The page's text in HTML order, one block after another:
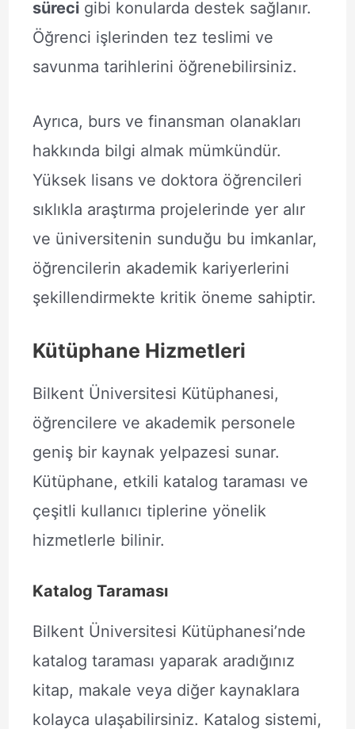
sürecigibi konularda destek sağlanır.
Öğrenci işlerinden tez teslimi ve
savunma tarihlerini öğrenebilirsiniz.
Ayrıca, burs ve finansman olanakları
hakkında bilgi almak mümkündür.
Yüksek lisans ve doktora öğrencileri
sıklıkla araştırma projelerinde yer alır
ve üniversitenin sunduğu bu imkanlar,
öğrencilerin akademik kariyerlerini
şekillendirmekte kritik öneme sahiptir.
Kütüphane Hizmetleri
Bilkent Üniversitesi Kütüphanesi,
öğrencilere ve akademik personele
geniş bir kaynak yelpazesi sunar.
Kütüphane, etkili katalog taraması ve
çeşitli kullanıcı tiplerine yönelik
hizmetlerle bilinir.
Katalog Taraması
Bilkent Üniversitesi Kütüphanesi’nde
katalog taraması yaparak aradığınız
kitap, makale veya diğer kaynaklara
kolayca ulaşabilirsiniz. Katalog sistemi,